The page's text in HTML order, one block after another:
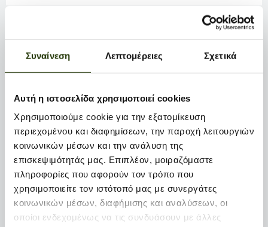
Συναίνεση Λεπτομέρειες Σχετικά
Αυτή η ιστοσελίδα χρησιμοποιεί cookies
Χρησιμοποιούμε cookie για την εξατομίκευση
περιεχομένου και διαφημίσεων, την παροχή λειτουργιών
κοινωνικών μέσων και την ανάλυση της
επισκεψιμότητάς μας. Επιπλέον, μοιραζόμαστε
πληροφορίες που αφορούν τον τρόπο που
χρησιμοποιείτε τον ιστότοπό μας με συνεργάτες
κοινωνικών μέσων, διαφήμισης και αναλύσεων, οι
οποίοι ενδεχομένως να τις συνδυάσουν με άλλες
δημιούργησε καμπάνιες, οι οποίες είχαν ως
επικοινωνιακή στρατηγική την αναγνώριση –
χαρακτήρα τους.
Για το σκοπό αυτό δημιουργήσαμε μια σειρά από
ενέργειες marketing (digital, on trade, off trade &
κάβες) μέσω των οποίων καλούσαμε τους
καταναλωτές να ταυτιστούν με το brand
εκφράζοντας μια καθημερινή τους μικρή ή μεγάλη
επιτυχία και να επιβραβευτούν για αυτή με μία
personalized Famous Grouse φιάλη.